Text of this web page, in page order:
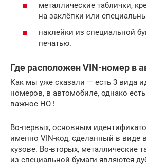
металлические таблички,
на заклёпки или
наклейки из специальной
печатью.
Где расположен VIN-номер в
Как мы уже сказали — есть 3 вида
номеров, в автомобиле, однако
важное НО !
Во-первых, основным
именно VIN-код, сделанный в виде
кузове. Во-вторых, металлические
из специальной бумаги являются